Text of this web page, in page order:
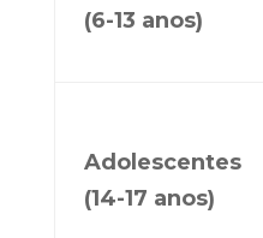
(6-13 anos)
Adolescentes
(14-17 anos)